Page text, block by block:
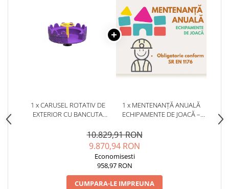
1 x CARUSEL ROTATIV DE
EXTERIOR CU BANCUTA
1 x MENTENANȚĂ ANUALĂ
ECHIPAMENTE DE JOACĂ –
CONFORM SR EN 1176
10.829,91 RON
9.870,94 RON
Economisesti
958,97 RON
CUMPARA-LE IMPREUNA